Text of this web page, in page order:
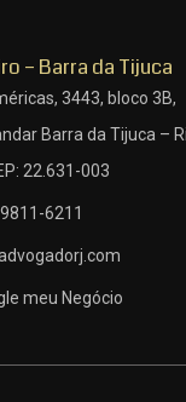
– Barra da Tijuca
3443, bloco 3B,
Barra da Tijuca –
22.631-003
6211
meu Negócio